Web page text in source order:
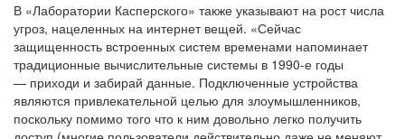
В «Лаборатории Касперского» также указывают на рост числа
угроз, нацеленных на интернет вещей. «Сейчас
защищенность встроенных систем временами напоминает
традиционные вычислительные системы в 1990-е годы
— приходи и забирай данные. Подключенные устройства
являются привлекательной целью для злоумышленников,
поскольку помимо того что к ним довольно легко получить